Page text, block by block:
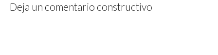
Deja un comentario constructivo